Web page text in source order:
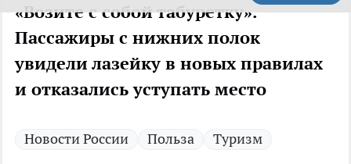
«Возите с собой табуретку».
Пассажиры с нижних полок
увидели лазейку в новых правилах
и отказались уступать место
Новости России Польза Туризм